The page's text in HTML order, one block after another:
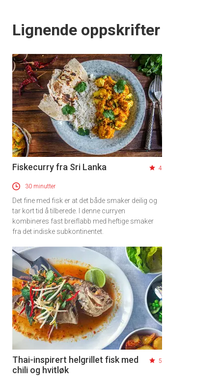
Lignende oppskrifter
Fiskecurry fra Sri Lanka 4
30 minutter
Det fine med fisk er at det både smaker deilig og
tar kort tid å tilberede. I denne curryen
kombineres fast breiflabb med heftige smaker
fra det indiske subkontinentet.
Thai-inspirert helgrillet fisk med
chili og hvitløk
5